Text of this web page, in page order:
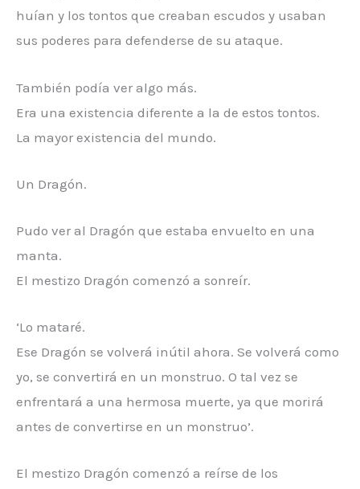
huían y los tontos que creaban escudos y usaban
sus poderes para defenderse de su ataque.
También podía ver algo más.
Era una existencia diferente a la de estos tontos.
La mayor existencia del mundo.
Un Dragón.
Pudo ver al Dragón que estaba envuelto en una
manta.
El mestizo Dragón comenzó a sonreír.
‘Lo mataré.
Ese Dragón se volverá inútil ahora. Se volverá como
yo, se convertirá en un monstruo. O tal vez se
enfrentará a una hermosa muerte, ya que morirá
antes de convertirse en un monstruo’.
El mestizo Dragón comenzó a reírse de los